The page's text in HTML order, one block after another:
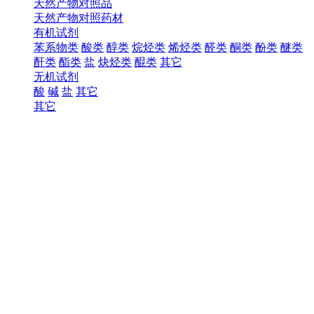
天然产物对照品
天然产物对照药材
有机试剂
苯系物类 酸类 醇类 烷烃类 烯烃类 醛类 酮类 酚类 醚类
酐类 酯类 盐 炔烃类 醌类 其它
无机试剂
酸 碱 盐 其它
其它